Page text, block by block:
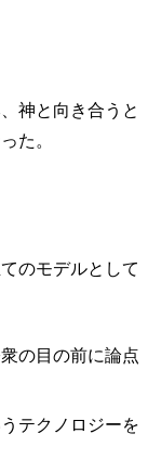
神と向き合うと
た。
のモデルとして
の目の前に論点
テクノロジーを